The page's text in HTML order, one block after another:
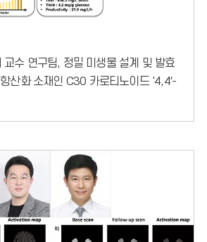
교수 연구팀, 정밀 미생물 설계 및 발효
산화 소재인 C30 카로티노이드 '4,4′-
계 최고 수준 656